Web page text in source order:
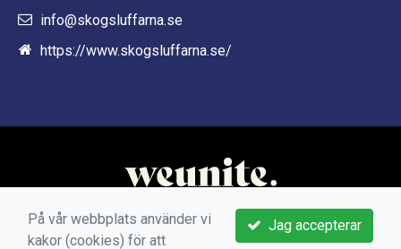
info@skogsluffarna.se
https://www.skogsluffarna.se/
Jag accepterar
På vår webbplats använder vi
kakor (cookies) för att